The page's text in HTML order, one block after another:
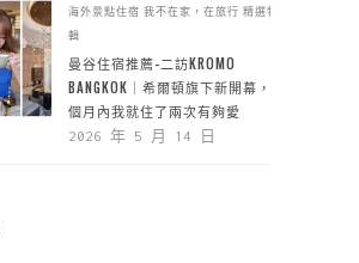
海外景點住宿 我不在家，在旅行 精選特
輯
曼谷住宿推薦-二訪KROMO
BANGKOK｜希爾頓旗下新開幕，一
個月內我就住了兩次有夠愛
2026 年 5 月 14 日